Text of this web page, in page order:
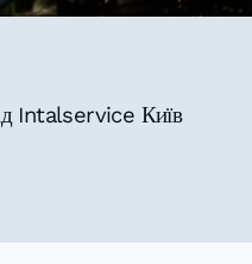
Intalservice Київ